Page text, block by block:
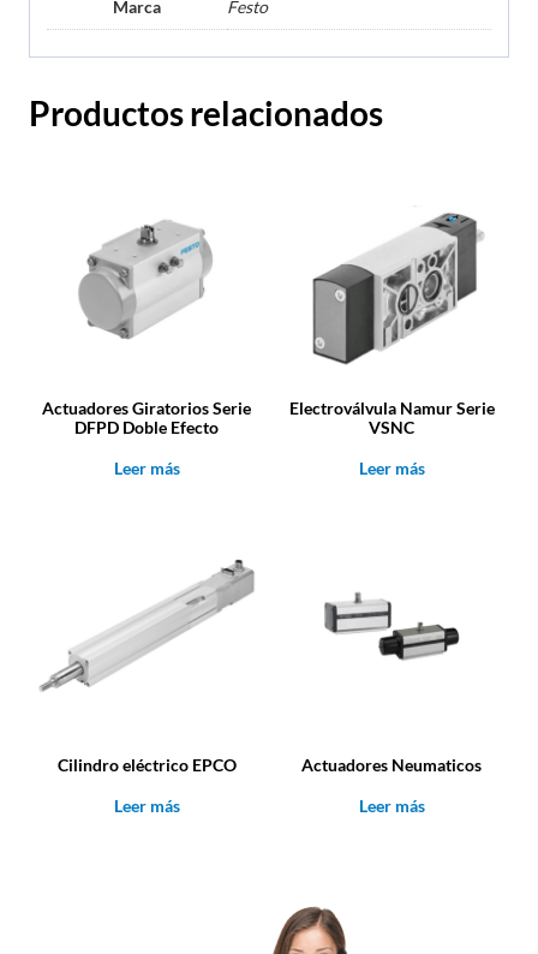
Marca Festo
Productos relacionados
Actuadores Giratorios Serie
DFPD Doble Efecto
Leer más
Electroválvula Namur Serie
VSNC
Leer más
Cilindro eléctrico EPCO
Leer más
Actuadores Neumaticos
Leer más